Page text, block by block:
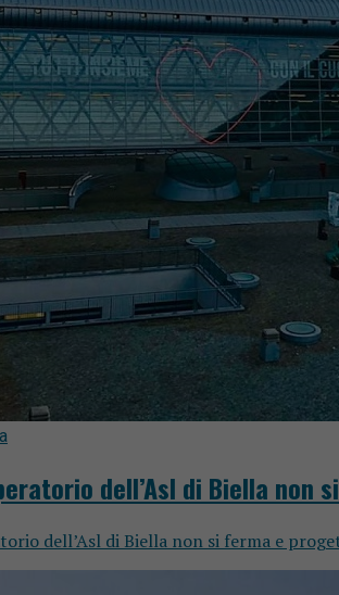
dell’Asl di Biella
dell’Asl di Biella non si ferma e